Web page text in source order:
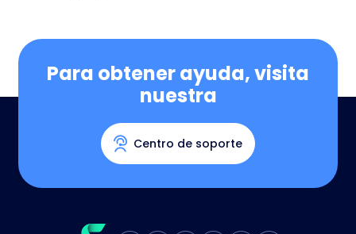
Para obtener ayuda, visita
nuestra
Centro de soporte